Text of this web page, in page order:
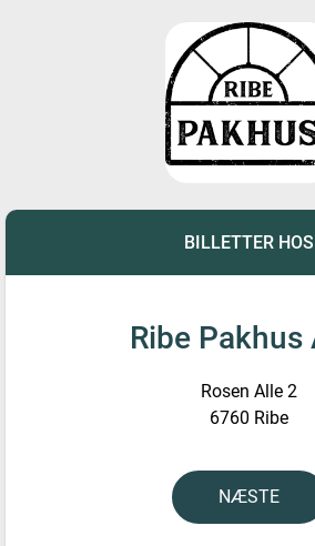
BILLETTER HOS
Ribe Pakhus
Rosen Alle 2
6760 Ribe
NÆSTE